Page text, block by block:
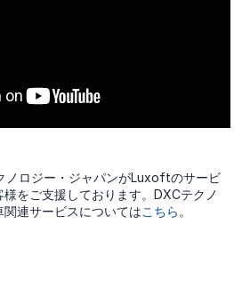
ノロジー・ジャパンがLuxoftのサービ
をご支援しております。DXCテクノ
連サービスについてはこちら 。